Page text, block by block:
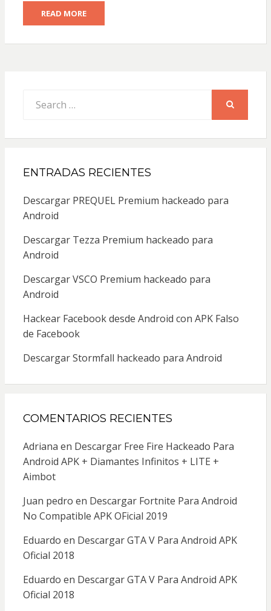
READ MORE
for:
ENTRADAS RECIENTES
Descargar PREQUEL Premium hackeado para
Android
Descargar Tezza Premium hackeado para
Android
Descargar VSCO Premium hackeado para
Android
Hackear Facebook desde Android con APK Falso
de Facebook
Descargar Stormfall hackeado para Android
COMENTARIOS RECIENTES
Adriana en Descargar Free Fire Hackeado Para
Android APK + Diamantes Infinitos + LITE +
Aimbot
Juan pedro en Descargar Fortnite Para Android
No Compatible APK OFicial 2019
Eduardo en Descargar GTA V Para Android APK
Oficial 2018
Eduardo en Descargar GTA V Para Android APK
Oficial 2018